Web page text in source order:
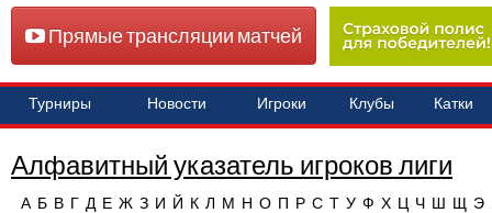
Прямые трансляции матчей
Турниры Новости Игроки Клубы Катки
Алфавитный указатель игроков лиги
А Б В Г Д Е Ж З И Й К Л М Н О П Р С Т У Ф Х Ц Ч Ш Щ Э